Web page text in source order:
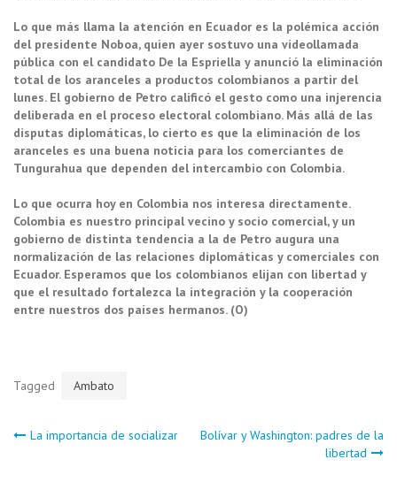
Lo que más llama la atención en Ecuador es la polémica acción
del presidente Noboa, quien ayer sostuvo una videollamada
pública con el candidato De la Espriella y anunció la eliminación
total de los aranceles a productos colombianos a partir del
lunes. El gobierno de Petro calificó el gesto como una injerencia
deliberada en el proceso electoral colombiano. Más allá de las
disputas diplomáticas, lo cierto es que la eliminación de los
aranceles es una buena noticia para los comerciantes de
Tungurahua que dependen del intercambio con Colombia.
Lo que ocurra hoy en Colombia nos interesa directamente.
Colombia es nuestro principal vecino y socio comercial, y un
gobierno de distinta tendencia a la de Petro augura una
normalización de las relaciones diplomáticas y comerciales con
Ecuador. Esperamos que los colombianos elijan con libertad y
que el resultado fortalezca la integración y la cooperación
entre nuestros dos países hermanos. (O)
Tagged Ambato
Navegación
La importancia de socializar
Bolívar y Washington: padres de la
libertad